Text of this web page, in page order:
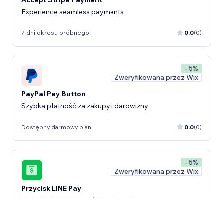
Experience seamless payments
7 dni okresu próbnego 0.0(0)
- 5%
Zweryfikowana przez Wix
PayPal Pay Button
Szybka płatność za zakupy i darowizny
Dostępny darmowy plan 0.0(0)
- 5%
Zweryfikowana przez Wix
Przycisk LINE Pay